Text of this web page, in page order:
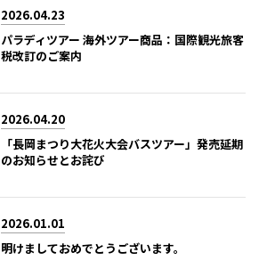
2026.04.23
パラディツアー 海外ツアー商品：国際観光旅客
税改訂のご案内
2026.04.20
「長岡まつり大花火大会バスツアー」発売延期
のお知らせとお詫び
2026.01.01
明けましておめでとうございます。